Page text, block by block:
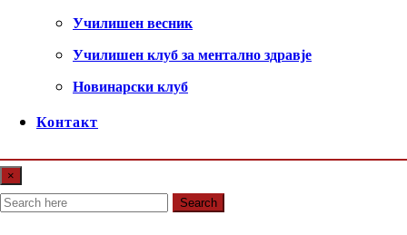
Училишен весник
Училишен клуб за ментално здравје
Новинарски клуб
Контакт
×
Search